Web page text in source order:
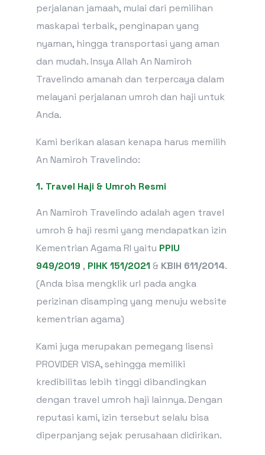
perjalanan jamaah, mulai dari pemilihan
maskapai terbaik, penginapan yang
nyaman, hingga transportasi yang aman
dan mudah. Insya Allah An Namiroh
Travelindo amanah dan terpercaya dalam
melayani perjalanan umroh dan haji untuk
Anda.
Kami berikan alasan kenapa harus memilih
An Namiroh Travelindo:
1. Travel Haji & Umroh Resmi
An Namiroh Travelindo adalah agen travel
umroh & haji resmi yang mendapatkan izin
Kementrian Agama RI yaitu PPIU
949/2019 , PIHK 151/2021 & KBIH 611/2014.
(Anda bisa mengklik url pada angka
perizinan disamping yang menuju website
kementrian agama)
Kami juga merupakan pemegang lisensi
PROVIDER VISA, sehingga memiliki
kredibilitas lebih tinggi dibandingkan
dengan travel umroh haji lainnya. Dengan
reputasi kami, izin tersebut selalu bisa
diperpanjang sejak perusahaan didirikan.